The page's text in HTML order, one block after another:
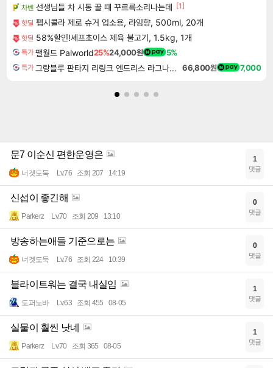
차벤 선생님들 차 시동 끌 때 꾸르륵소리나는데 [1]
핫딜 펩시콜라 제로 슈거 업소용, 라임향, 500ml, 20개
핫딜 58%할인!셰프초이스 제육 불고기, 1.5kg, 1개
특가 팰월드 Palworld25%24,000원 5%
특가 그랑블루 판타지 리링크 엔드리스 라그나로크 Granblue Fantasy Relink Endless Ragnarok 66,800원 7,000
문7 이순신 편한운영은
너겟도둑 Lv.76 조회 207 14:19
1
댓글
신섭이 좋긴해
Parkerz Lv.70 조회 209 13:10
0
댓글
방송하는애들 기준으로는
너겟도둑 Lv.76 조회 224 10:39
0
댓글
블라이트워는 결국 내실임
도퍼노바 Lv.63 조회 455 08-05
1
댓글
실물이 훨씬 낫네
Parkerz Lv.70 조회 365 08-05
1
댓글